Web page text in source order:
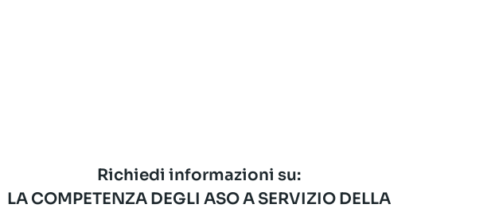
Richiedi informazioni su:
LA COMPETENZA DEGLI ASO A SERVIZIO DELLA